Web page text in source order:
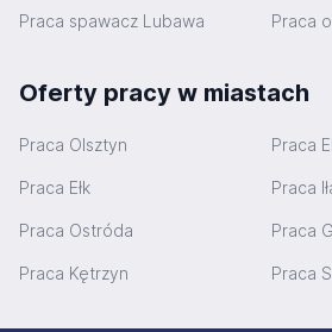
Praca spawacz Lubawa Praca
Oferty pracy w miastach
Praca Olsztyn Praca
Praca Ełk Praca
Praca Ostróda Praca
Praca Kętrzyn Praca